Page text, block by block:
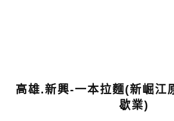
高雄.新興-一本拉麵(新崛江
歇業)